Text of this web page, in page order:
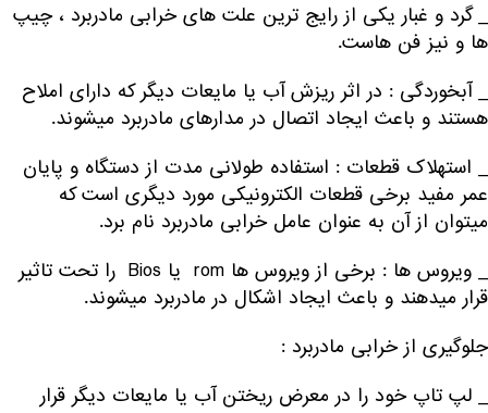
_ گرد و غبار یکی از رایج ترین علت های خرابی مادربرد ، چیپ
ها و نیز فن هاست.
_ آبخوردگی : در اثر ریزش آب یا مایعات دیگر که دارای املاح
هستند و باعث ایجاد اتصال در مدارهای مادربرد میشوند.
_ استهلاک قطعات : استفاده طولانی مدت از دستگاه و پایان
عمر مفید برخی قطعات الکترونیکی مورد دیگری است که
میتوان از آن به عنوان عامل خرابی مادربرد نام برد.
_ ویروس ها : برخی از ویروس ها rom یا Bios را تحت تاثیر
قرار میدهند و باعث ایجاد اشکال در مادربرد میشوند.
جلوگیری از خرابی مادربرد :
_ لپ تاپ خود را در معرض ریختن آب یا مایعات دیگر قرار